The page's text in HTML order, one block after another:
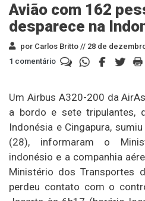
Avião com 162
desparece na
por Carlos Britto // 28 de
1 comentário
Um Airbus A320-200 da
a bordo e sete tripulantes,
Indonésia e Cingapura,
(28), informaram o
indonésio e a companhia
Ministério dos Transportes
perdeu contato com o